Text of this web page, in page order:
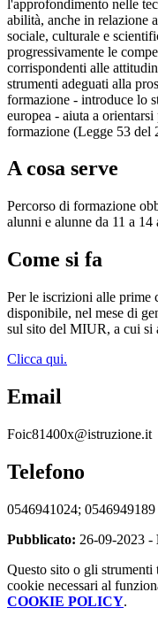
l'approfondimento nelle
abilità, anche in relazione
sociale, culturale e
progressivamente le
corrispondenti alle
strumenti adeguati alla
formazione - introduce lo
europea - aiuta a
formazione (Legge 53 del
A cosa serve
Percorso di formazione
alunni e alunne da 11 a 14
Come si fa
Per le iscrizioni alle prime
disponibile, nel mese di
sul sito del MIUR, a cui si
Clicca qui.
Email
Foic81400x@istruzione.it
Telefono
0546941024; 0546949189
Pubblicato: 26-09-2023 -
Questo sito o gli
cookie necessari al
COOKIE POLICY.